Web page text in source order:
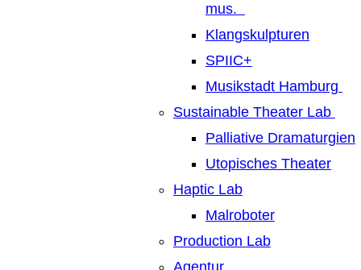
mus.
Klangskulpturen
SPIIC+
Musikstadt Hamburg
Sustainable Theater Lab
Palliative Dramaturgien
Utopisches Theater
Haptic Lab
Malroboter
Production Lab
Agentur